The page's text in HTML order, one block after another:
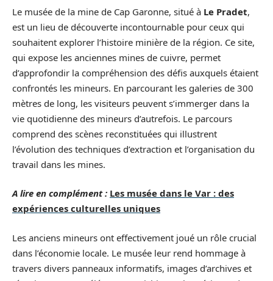
Le musée de la mine de Cap Garonne, situé à Le Pradet,
est un lieu de découverte incontournable pour ceux qui
souhaitent explorer l’histoire minière de la région. Ce site,
qui expose les anciennes mines de cuivre, permet
d’approfondir la compréhension des défis auxquels étaient
confrontés les mineurs. En parcourant les galeries de 300
mètres de long, les visiteurs peuvent s’immerger dans la
vie quotidienne des mineurs d’autrefois. Le parcours
comprend des scènes reconstituées qui illustrent
l’évolution des techniques d’extraction et l’organisation du
travail dans les mines.
A lire en complément : Les musée dans le Var : des
expériences culturelles uniques
Les anciens mineurs ont effectivement joué un rôle crucial
dans l’économie locale. Le musée leur rend hommage à
travers divers panneaux informatifs, images d’archives et